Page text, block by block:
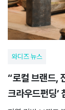
와디즈 뉴스
“로컬 브랜드,
크라우드펀딩’